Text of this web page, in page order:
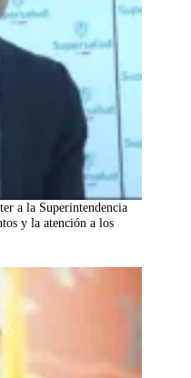
a la Superintendencia
y la atención a los